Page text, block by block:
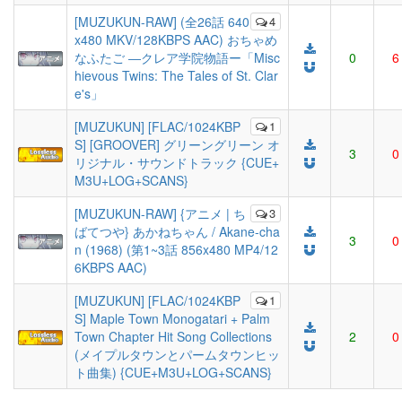
4
[MUZUKUN-RAW] (全26話 640
x480 MKV/128KBPS AAC) おちゃめ
なふたご ―クレア学院物語ー「Misc
hievous Twins: The Tales of St. Clar
e's」
0 6
1
[MUZUKUN] [FLAC/1024KBP
S] [GROOVER] グリーングリーン オ
リジナル・サウンドトラック {CUE+
M3U+LOG+SCANS}
3 0
3
[MUZUKUN-RAW] {アニメ | ち
ばてつや} あかねちゃん / Akane-cha
n (1968) (第1~3話 856x480 MP4/12
6KBPS AAC)
3 0
1
[MUZUKUN] [FLAC/1024KBP
S] Maple Town Monogatari + Palm
Town Chapter Hit Song Collections
(メイプルタウンとパームタウンヒッ
ト曲集) {CUE+M3U+LOG+SCANS}
2 0